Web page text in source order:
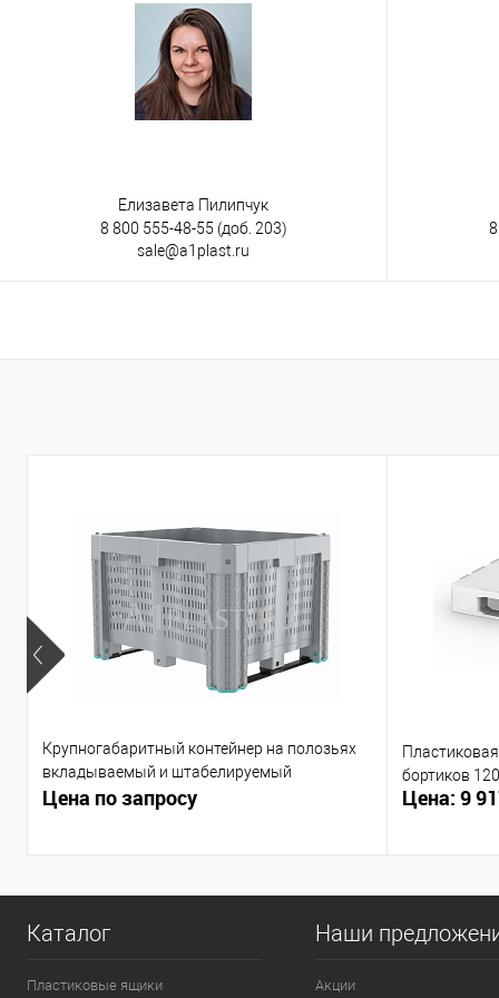
Елизавета Пилипчук
8 800 555-48-55(доб. 203)
sale@a1plast.ru
Крупногабаритный контейнер на полозьях
вкладываемый и штабелируемый
1200х1000х790 мм
Цена по запросу
бортиков
Цена: 9
Каталог
Пластиковые ящики
Наши
Акции